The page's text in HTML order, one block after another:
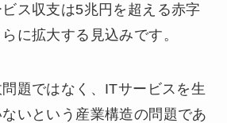
ス収支は5兆円を超える赤字
に拡大する見込みです。
題ではなく、ITサービスを生
いという産業構造の問題であ